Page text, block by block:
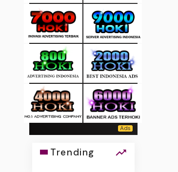
Trending